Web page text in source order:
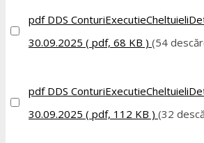
pdf DDS
30.09.2025 ( pdf, 68 KB ) (54
pdf DDS
30.09.2025 ( pdf, 112 KB ) (32